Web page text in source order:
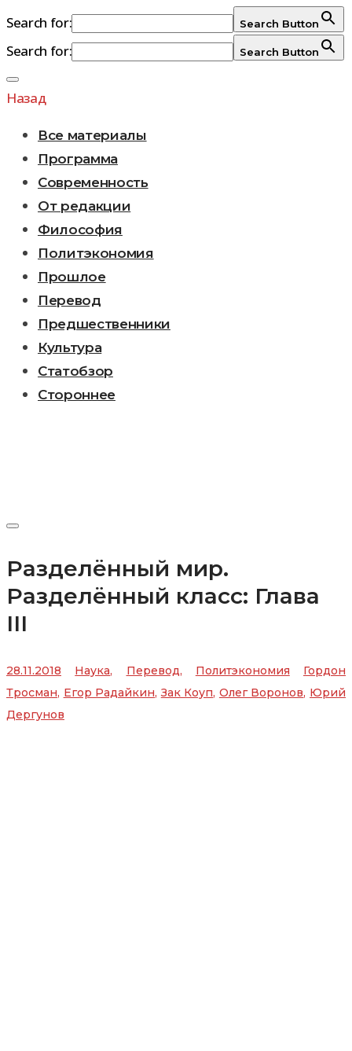
Search for: Search Button
Search for: Search Button
Перейти
к
Назад
Все материалы
Программа
Современность
От редакции
Философия
Политэкономия
Прошлое
Перевод
Предшественники
Культура
Статобзор
Стороннее
Разделённый мир.
Разделённый класс: Глава
III
28.11.2018 Наука, Перевод, Политэкономия
Гордон
Тросман, Егор Радайкин, Зак Коуп, Олег Воронов, Юрий
Дергунов